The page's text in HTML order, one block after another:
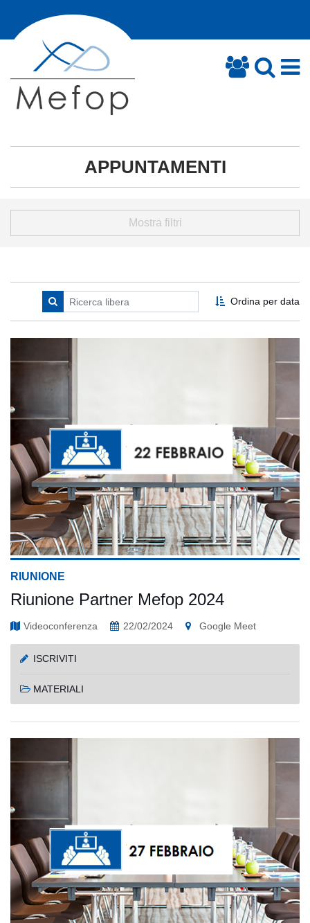
APPUNTAMENTI
Mostra filtri
Ordina per data
RIUNIONE
Riunione Partner Mefop 2024
Videoconferenza 22/02/2024 Google Meet
ISCRIVITI
MATERIALI